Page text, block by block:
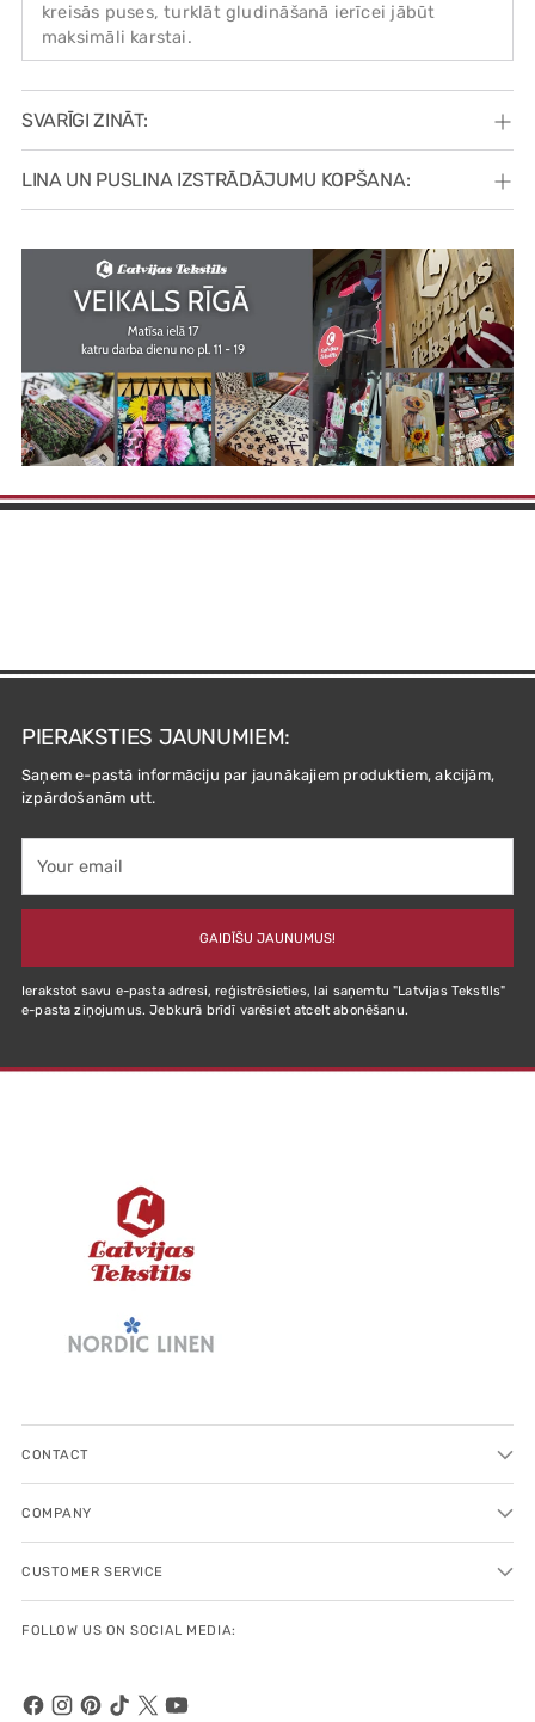
kreisās puses, turklāt gludināšanā ierīcei jābūt
maksimāli karstai.
SVARĪGI ZINĀT:
LINA UN PUSLINA IZSTRĀDĀJUMU KOPŠANA:
PIERAKSTIES JAUNUMIEM:
Saņem e-pastā informāciju par jaunākajiem produktiem, akcijām,
izpārdošanām utt.
email
GAIDĪŠU JAUNUMUS!
Ierakstot savu e-pasta adresi, reģistrēsieties, lai saņemtu "Latvijas Tekstlls"
e-pasta ziņojumus. Jebkurā brīdī varēsiet atcelt abonēšanu.
CONTACT
COMPANY
CUSTOMER SERVICE
FOLLOW US ON SOCIAL MEDIA: